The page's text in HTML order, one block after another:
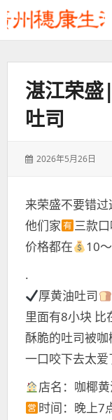
湛江荣
吐司
发
2026年5月26日
来荣盛不要错
他们家
三款
价格都在
10
.
厚黄油吐司
里面有8小块 比
酥脆的吐司被
一口咬下去太
店名：咖椰
时间：晚上7